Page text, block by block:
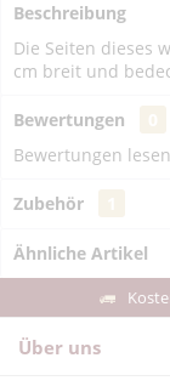
Beschreibung
Die Seiten dieses
cm breit und
Bewertungen
Bewertungen
Zubehör
Ähnliche Artikel
Über uns